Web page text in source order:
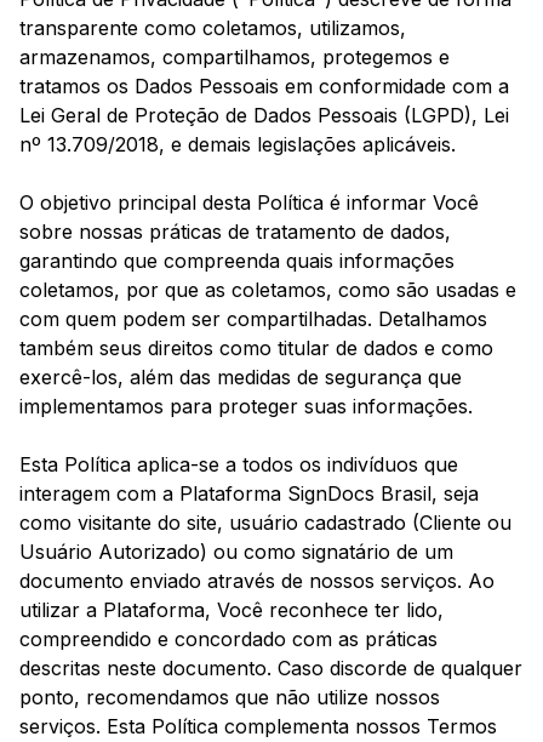
transparente como coletamos, utilizamos,
armazenamos, compartilhamos, protegemos e
tratamos os Dados Pessoais em conformidade com a
Lei Geral de Proteção de Dados Pessoais (LGPD), Lei
nº 13.709/2018, e demais legislações aplicáveis.
O objetivo principal desta Política é informar Você
sobre nossas práticas de tratamento de dados,
garantindo que compreenda quais informações
coletamos, por que as coletamos, como são usadas e
com quem podem ser compartilhadas. Detalhamos
também seus direitos como titular de dados e como
exercê-los, além das medidas de segurança que
implementamos para proteger suas informações.
Esta Política aplica-se a todos os indivíduos que
interagem com a Plataforma SignDocs Brasil, seja
como visitante do site, usuário cadastrado (Cliente ou
Usuário Autorizado) ou como signatário de um
documento enviado através de nossos serviços. Ao
utilizar a Plataforma, Você reconhece ter lido,
compreendido e concordado com as práticas
descritas neste documento. Caso discorde de qualquer
ponto, recomendamos que não utilize nossos
serviços. Esta Política complementa nossos Termos